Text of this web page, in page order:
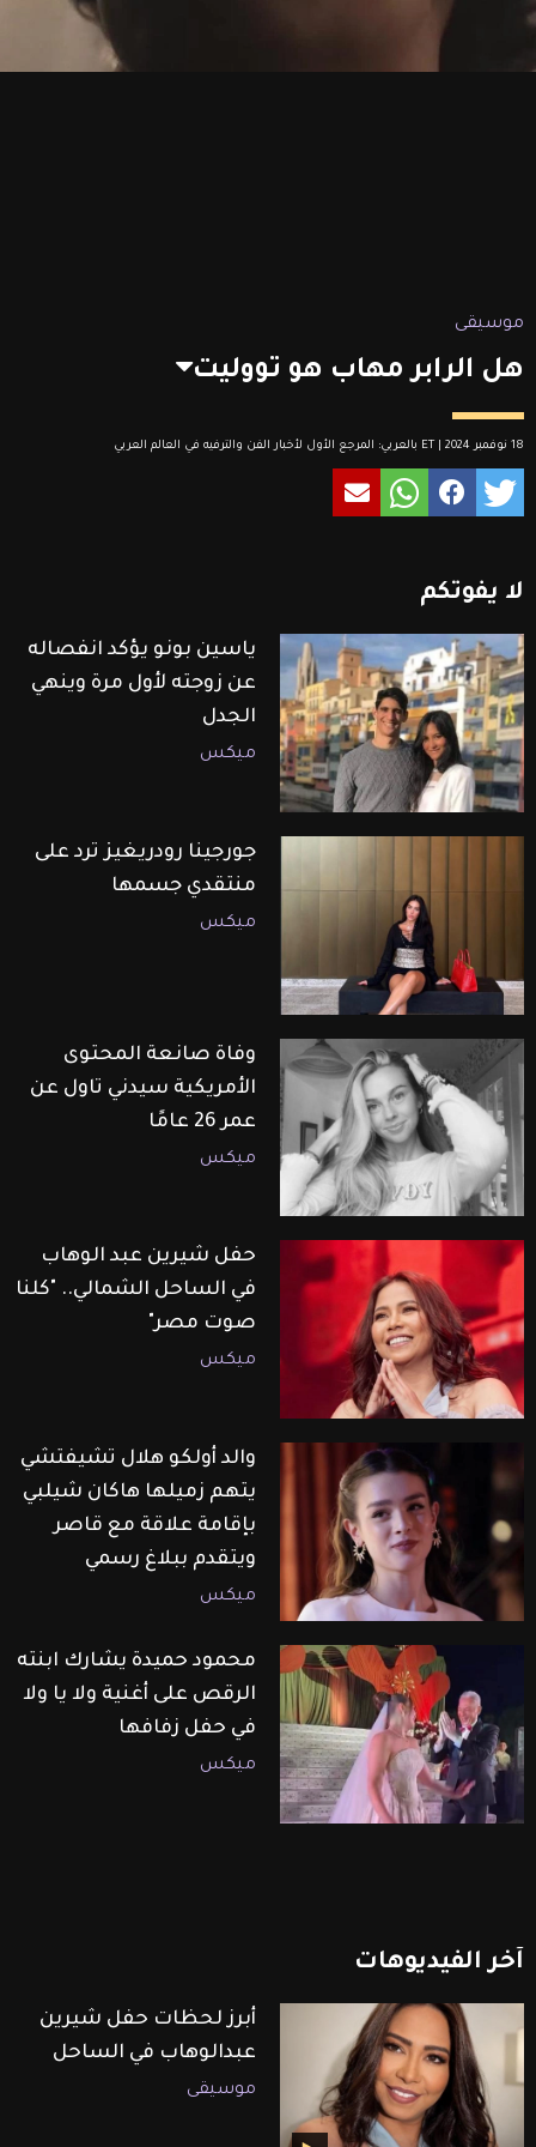
موسيقى
هل الرابر مهاب هو تووليت
18 نوفمبر 2024 | ET بالعربي: المرجع الأول لأخبار الفن والترفيه في العالم العربي
لا يفوتكم
ياسين بونو يؤكد انفصاله
عن زوجته لأول مرة وينهي
الجدل
ميكس
جورجينا رودريغيز ترد على
منتقدي جسمها
ميكس
وفاة صانعة المحتوى
الأمريكية سيدني تاول عن
عمر 26 عامًا
ميكس
حفل شيرين عبد الوهاب
في الساحل الشمالي.. "كلنا
صوت مصر"
ميكس
والد أولكو هلال تشيفتشي
يتهم زميلها هاكان شيلبي
بإقامة علاقة مع قاصر
ويتقدم ببلاغ رسمي
ميكس
محمود حميدة يشارك ابنته
الرقص على أغنية ولا يا ولا
في حفل زفافها
ميكس
آخر الفيديوهات
أبرز لحظات حفل شيرين
عبدالوهاب في الساحل
موسيقى